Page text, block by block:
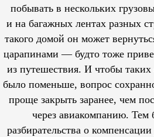
побывать в нескольких
и на багажных лентах разных
такого домой он может
царапинами — будто тоже
из путешествия. И чтобы таких
было поменьше, вопрос
проще закрыть заранее, чем
через авиакомпанию. Тем
разбирательства о